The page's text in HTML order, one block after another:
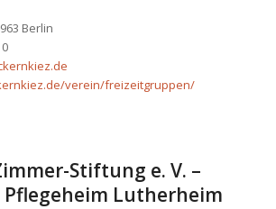
Berlin
verein/freizeitgruppen/
Stiftung e. V. –
Lutherheim